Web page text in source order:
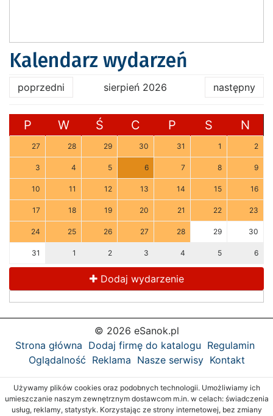
Kalendarz wydarzeń
poprzedni sierpień 2026 następny
P W Ś C P S N
27 28 29 30 31 1 2
3 4 5 6 7 8 9
10 11 12 13 14 15 16
17 18 19 20 21 22 23
24 25 26 27 28 29 30
31 1 2 3 4 5 6
Dodaj wydarzenie
© 2026 eSanok.pl
Strona główna Dodaj firmę do katalogu Regulamin
Oglądalność Reklama Nasze serwisy Kontakt
Używamy plików cookies oraz podobnych technologii. Umożliwiamy ich
umieszczanie naszym zewnętrznym dostawcom m.in. w celach: świadczenia
usług, reklamy, statystyk. Korzystając ze strony internetowej, bez zmiany